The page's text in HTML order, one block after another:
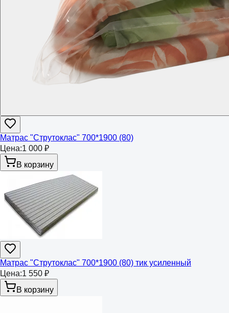
Матрас "Струтоклас" 700*1900 (80)
Цена:1 000 ₽
В корзину
Матрас "Струтоклас" 700*1900 (80) тик усиленный
Цена:1 550 ₽
В корзину